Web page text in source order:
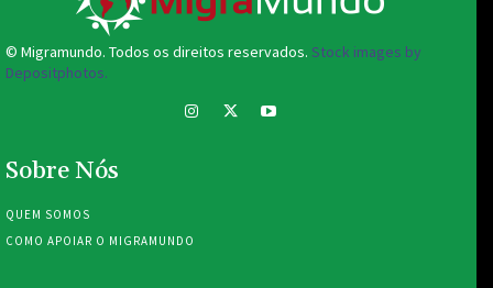
© Migramundo. Todos os direitos reservados. Stock images by
Depositphotos.
Sobre Nós
QUEM SOMOS
COMO APOIAR O MIGRAMUNDO